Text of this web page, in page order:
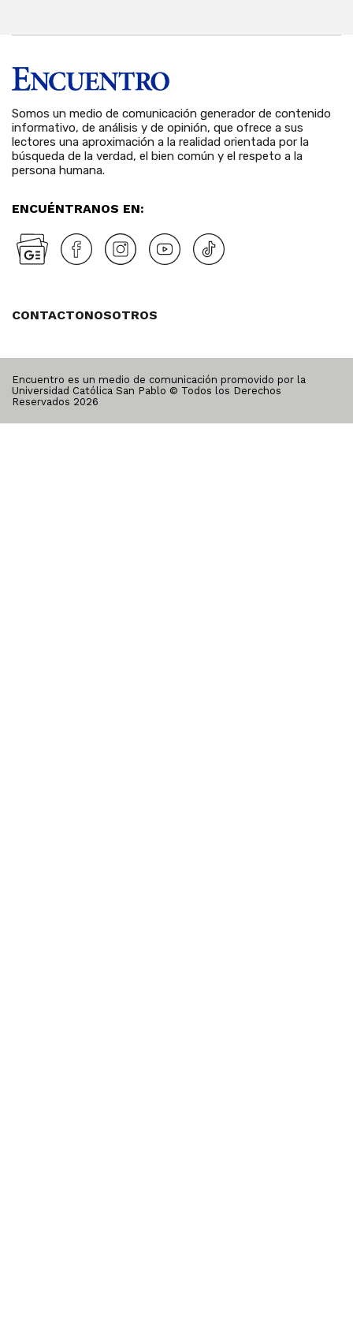
Somos un medio de comunicación generador de contenido
informativo, de análisis y de opinión, que ofrece a sus
lectores una aproximación a la realidad orientada por la
búsqueda de la verdad, el bien común y el respeto a la
persona humana.
ENCUÉNTRANOS EN:
CONTACTONOSOTROS
Encuentro es un medio de comunicación promovido por la
Universidad Católica San Pablo © Todos los Derechos
Reservados 2026